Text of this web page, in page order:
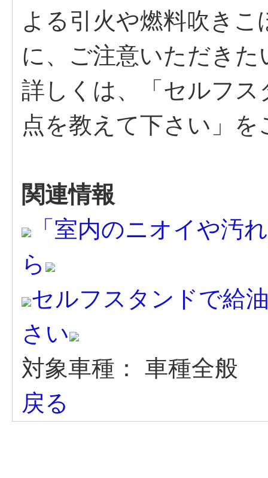
よる引火や燃料吹き
に、ご注意いただき
詳しくは、「セルフ
点を教えて下さい」
関連情報
「室内のニオイや汚
ら
セルフスタンドで給
さい
対象車種：
車種全般
戻る